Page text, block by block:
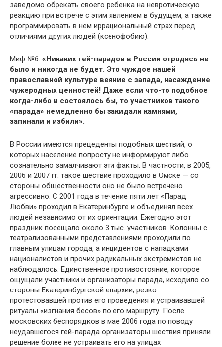
заведомо обрекать своего ребенка на невротическую
реакцию при встрече с этим явлением в будущем, а также
программировать в нем иррациональный страх перед
отличиями других людей (ксенофобию).
Миф №6. «Никаких гей-парадов в России отродясь не
было и никогда не будет. Это чуждое нашей
православной культуре веяние с запада, насаждение
чужеродных ценностей! Даже если что-то подобное
когда-либо и состоялось бы, то участников такого
«парада» немедленно бы закидали камнями,
запинали и избили».
В России имеются прецеденты подобных шествий, о
которых население попросту не информируют либо
сознательно замалчивают эти факты. В частности, в 2005,
2006 и 2007 гг. такое шествие проходило в Омске — со
стороны общественности оно не было встречено
агрессивно. С 2001 года в течение пяти лет «Парад
Любви» проходил в Екатеринбурге и объединял всех
людей независимо от их ориентации. Ежегодно этот
праздник посещало около 3 тыс. участников. Колонны с
театрализованными представлениями проходили по
главным улицам города, а инцидентов с нападками
националистов и прочих радикальных экстремистов не
наблюдалось. Единственное противостояние, которое
ощущали участники и организаторы парада, исходило со
стороны Екатеринбургской епархии, резко
протестовавшей против его проведения и устраивавшей
ритуалы «изгнания бесов» по его маршруту. После
московских беспорядков в мае 2006 года по поводу
неудавшегося гей-парада организаторы шествия приняли
решение более не устраивать его на улицах